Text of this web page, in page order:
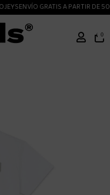
ENVÍO GRATIS A PARTIR DE
0